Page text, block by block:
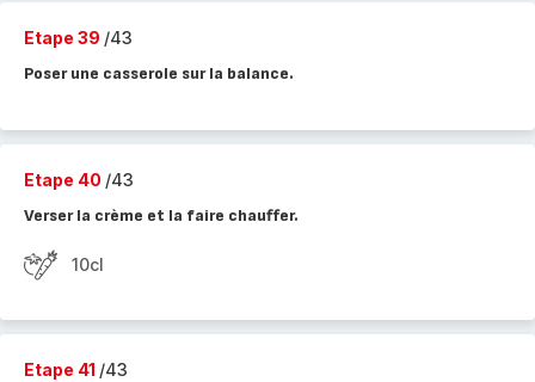
Etape 39 /43
Poser une casserole sur la balance.
Etape 40 /43
Verser la crème et la faire chauffer.
10cl
Etape 41 /43